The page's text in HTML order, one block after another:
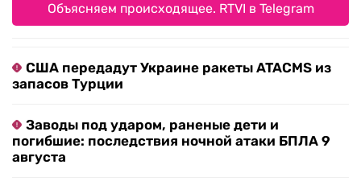
Объясняем происходящее. RTVI в Telegram
США передадут Украине ракеты ATACMS из
запасов Турции
Заводы под ударом, раненые дети и
погибшие: последствия ночной атаки БПЛА 9
августа